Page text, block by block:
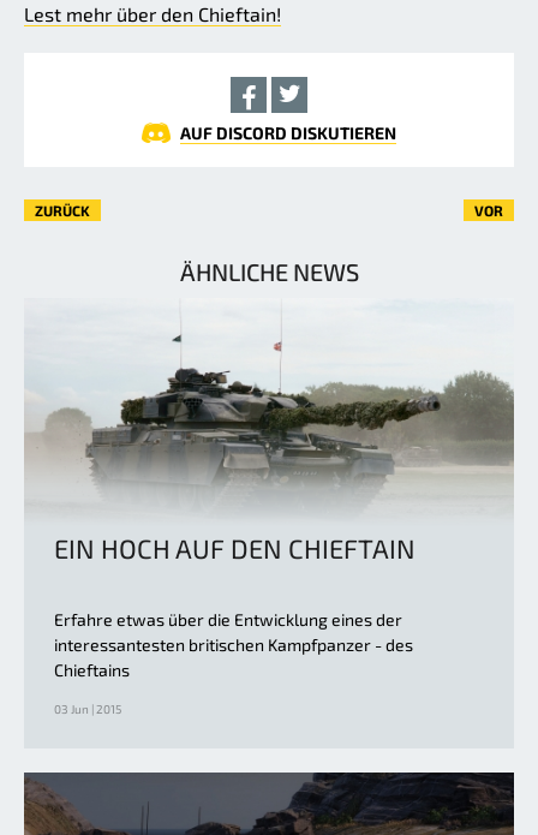
Lest mehr über den Chieftain!
AUF DISCORD DISKUTIEREN
ZURÜCK VOR
ÄHNLICHE NEWS
EIN HOCH AUF DEN CHIEFTAIN
Erfahre etwas über die Entwicklung eines der
interessantesten britischen Kampfpanzer - des
Chieftains
03 Jun | 2015